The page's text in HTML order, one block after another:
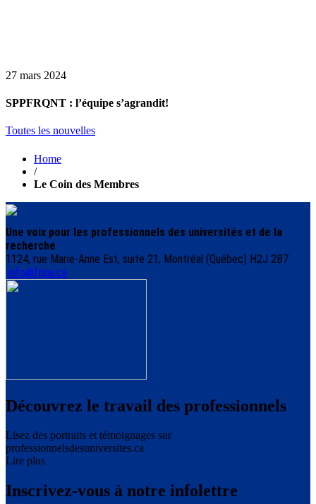
27 mars 2024
SPPFRQNT : l’équipe s’agrandit!
Toutes les nouvelles
Home
/
Le Coin des Membres
Une voix pour les professionnels des universités et de la
recherche
1124, rue Marie-Anne Est, suite 21, Montréal (Québec) H2J 2B7
info@fppu.ca
Découvrez le travail des professionnels
Lisez des portraits et témoignages sur
professionnelsdesuniversites.ca
Lire plus
Inscrivez-vous à notre infolettre